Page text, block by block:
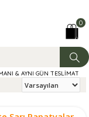
0
& AYNI GÜN TESLIMAT